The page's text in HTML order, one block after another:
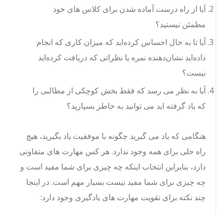
آیا از راه درست آماده شدن برای کلاس های خود
مطمئن نیستید؟
آیا تا به حال احساس کرده‌اید که میزان کاری که انجام
داده‌اید نشان‌دهنده نمره یا نظراتی که دریافت کرده‌اید
نیست؟
آیا به نظر می رسد که فقط بخش کوچکی از مطالبی را
که یاد گرفته اید می توانید به خاطر بسپارید؟
هنگامی که یاد می گیرید چگونه با موفقیت یاد بگیرید، هیچ
راه حلی برای همه وجود ندارد. هر کس مهارت های متفاوتی
دارد، بنابراین انتخاب اینکه چه چیزی برای شما مفید است و
چه چیزی برای شما مفید نیست بسیار مهم است. در اینجا
چند نکته برای تقویت مهارت های یادگیری وجود دارد: